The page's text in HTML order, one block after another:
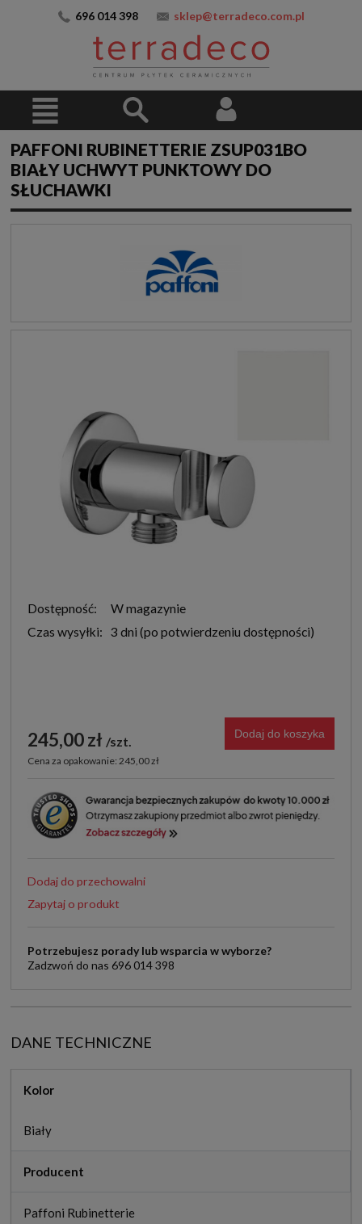
696 014 398 sklep@terradeco.com.pl
PAFFONI RUBINETTERIE ZSUP031BO
BIAŁY UCHWYT PUNKTOWY DO
SŁUCHAWKI
Dostępność:
W magazynie
Czas wysyłki: 3 dni
245,00 zł szt.
Cena za opakowanie: 245,00 zł
Dodaj do koszyka
Dodaj do przechowalni
Zapytaj o produkt
Potrzebujesz porady lub wsparcia w wyborze?
Zadzwoń do nas 696 014 398
DANE TECHNICZNE
Kolor
Biały
Producent
Paffoni Rubinetterie